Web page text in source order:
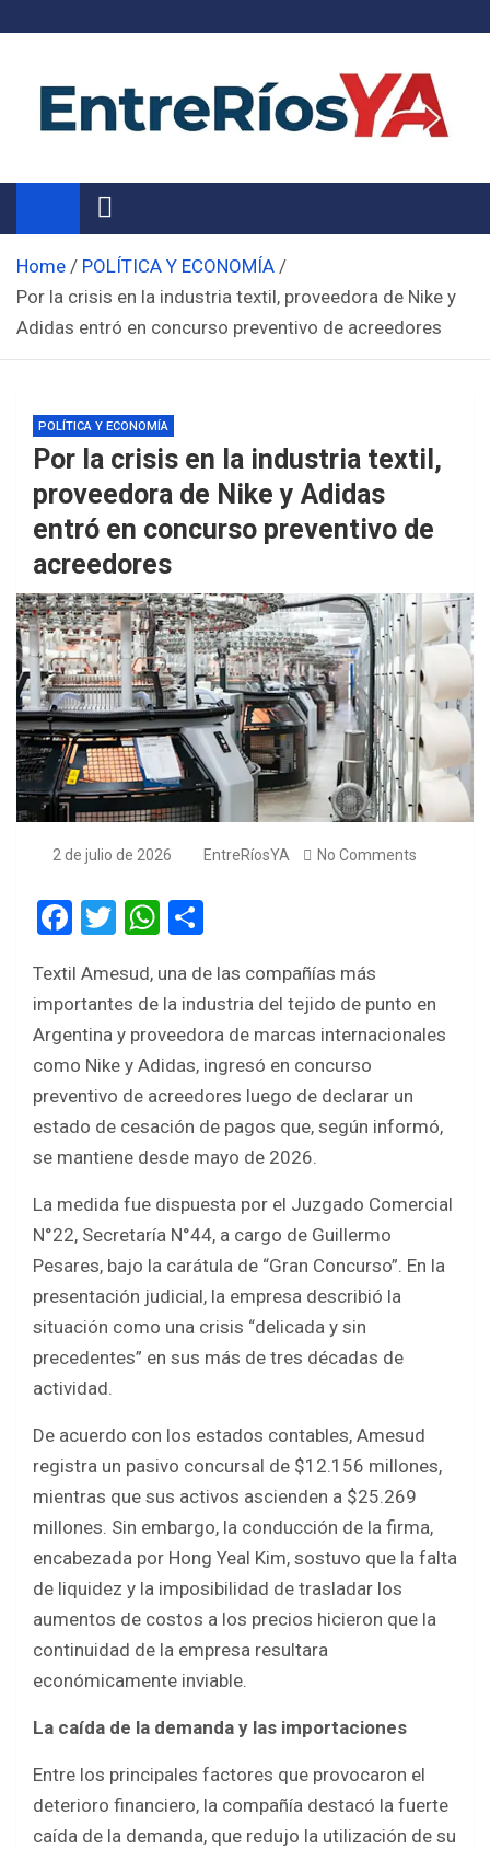
Noticias de Entre Ríos
Información de toda la provincia ahora
Home
POLÍTICA Y ECONOMÍA
Por la crisis en la industria textil, proveedora de Nike y
Adidas entró en concurso preventivo de acreedores
POLÍTICA Y ECONOMÍA
Por la crisis en la industria textil,
proveedora de Nike y Adidas
entró en concurso preventivo de
acreedores
2 de julio de 2026 EntreRíosYA No Comments
F
ce
b
o
o
k
T
tt
er
W
at
s
A
p
p
ar
e
Textil Amesud, una de las compañías más
importantes de la industria del tejido de punto en
Argentina y proveedora de marcas internacionales
como Nike y Adidas, ingresó en concurso
preventivo de acreedores luego de declarar un
estado de cesación de pagos que, según informó,
se mantiene desde mayo de 2026.
La medida fue dispuesta por el Juzgado Comercial
N°22, Secretaría N°44, a cargo de Guillermo
Pesares, bajo la carátula de “Gran Concurso”. En la
presentación judicial, la empresa describió la
situación como una crisis “delicada y sin
precedentes” en sus más de tres décadas de
actividad.
De acuerdo con los estados contables, Amesud
registra un pasivo concursal de $12.156 millones,
mientras que sus activos ascienden a $25.269
millones. Sin embargo, la conducción de la firma,
encabezada por Hong Yeal Kim, sostuvo que la falta
de liquidez y la imposibilidad de trasladar los
aumentos de costos a los precios hicieron que la
continuidad de la empresa resultara
económicamente inviable.
La caída de la demanda y las importaciones
Entre los principales factores que provocaron el
deterioro financiero, la compañía destacó la fuerte
caída de la demanda, que redujo la utilización de su